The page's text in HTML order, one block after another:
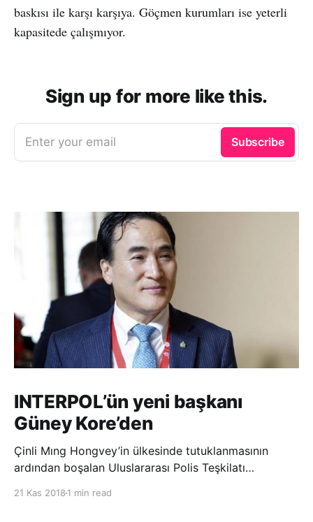
baskısı ile karşı karşıya. Göçmen kurumları ise yeterli
kapasitede çalışmıyor.
Sign up for more like this.
Enter your email Subscribe
INTERPOL’ün yeni başkanı
Güney Kore’den
Çinli Mıng Hongvey’in ülkesinde tutuklanmasının
ardından boşalan Uluslararası Polis Teşkilatı
21 Kas 2018 1 min read